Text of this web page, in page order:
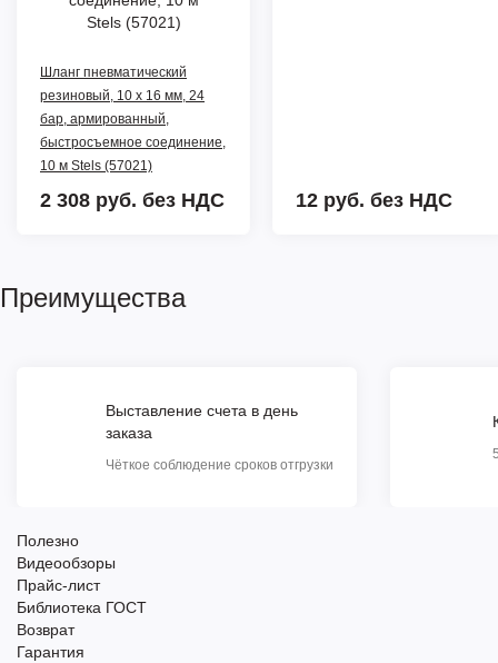
Шланг пневматический
резиновый, 10 x 16 мм, 24
бар, армированный,
быстросъемное соединение,
10 м Stels (57021)
2 308 руб. без НДС 12 руб. без НДС
Преимущества
Выставление счета в день
заказа
Чёткое соблюдение сроков отгрузки
Полезно
Видеообзоры
Прайс-лист
Библиотека ГОСТ
Возврат
Гарантия